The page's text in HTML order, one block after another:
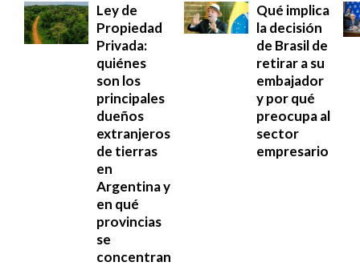
Ley de
Propiedad
Privada:
quiénes
son los
principales
dueños
extranjeros
de tierras
en
Argentina y
en qué
provincias
se
concentran
Qué implica
la decisión
de Brasil de
retirar a su
embajador
y por qué
preocupa al
sector
empresario